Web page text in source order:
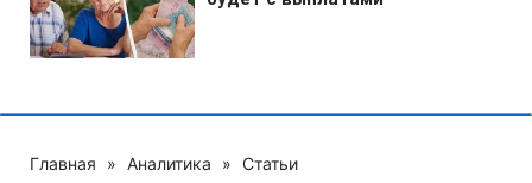
Главная » Аналитика » Статьи